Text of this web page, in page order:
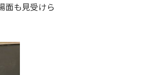
面も見受けら